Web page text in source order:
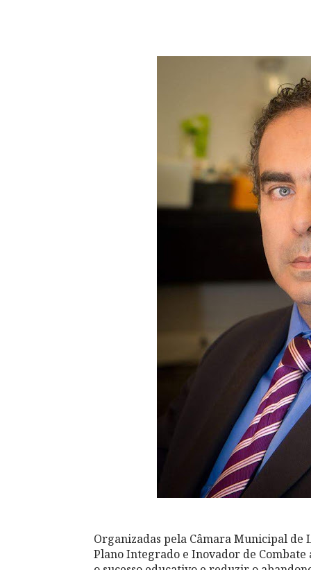
Organizadas pela Câmara Municipal de
Plano Integrado e Inovador de